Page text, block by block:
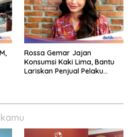
Rossa Gemar Jajan
Konsumsi Kaki Lima, Bantu
Lariskan Penjual Pelaku